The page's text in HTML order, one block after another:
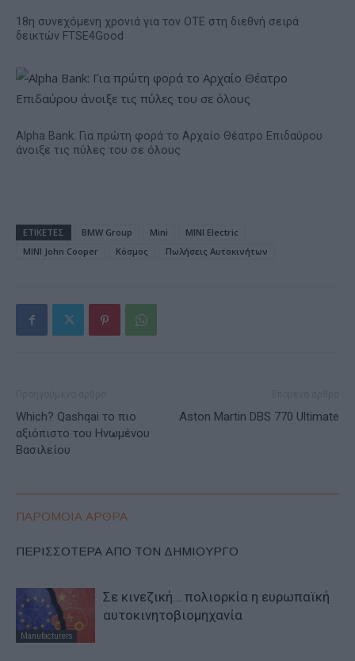
18η συνεχόμενη χρονιά για τον ΟΤΕ στη διεθνή σειρά
δεικτών FTSE4Good
Alpha Bank: Για πρώτη φορά το Αρχαίο Θέατρο Επιδαύρου
άνοιξε τις πύλες του σε όλους
ΕΤΙΚΕΤΕΣ BMW Group Mini
MINI Electric
MINI John Cooper
Κόσμος Πωλήσεις Αυτοκινήτων
Which? Qashqai το πιο
αξιόπιστο του Ηνωμένου
Βασιλείου
Aston Martin DBS 770 Ultimate
ΠΑΡΟΜΟΙΑ ΑΡΘΡΑ
ΠΕΡΙΣΣΟΤΕΡΑ ΑΠΟ ΤΟΝ ΔΗΜΙΟΥΡΓΟ
Manufacturers
Σε κινεζική… πολιορκία η ευρωπαϊκή
αυτοκινητοβιομηχανία